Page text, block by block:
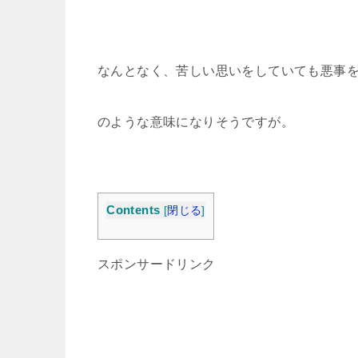
なんとなく、苦しい思いをしていても悪事
のような意味になりそうですが。
Contents [閉じる]
スポンサードリンク